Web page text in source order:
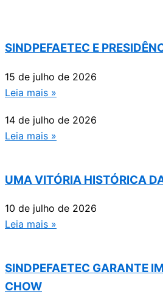
SINDPEFAETEC E
15 de julho de 2026
Leia mais »
14 de julho de 2026
Leia mais »
UMA VITÓRIA HISTÓRICA
10 de julho de 2026
Leia mais »
SINDPEFAETEC GARANTE
CHOW